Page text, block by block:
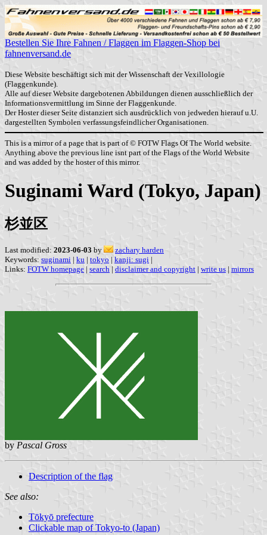
Bestellen Sie Ihre Fahnen / Flaggen im Flaggen-Shop bei
fahnenversand.de
Diese Website beschäftigt sich mit der Wissenschaft der Vexillologie
(Flaggenkunde).
Alle auf dieser Website dargebotenen Abbildungen dienen ausschließlich der
Informationsvermittlung im Sinne der Flaggenkunde.
Der Hoster dieser Seite distanziert sich ausdrücklich von jedweden hierauf u.U.
dargestellten Symbolen verfassungsfeindlicher Organisationen.
This is a mirror of a page that is part of © FOTW Flags Of The World website.
Anything above the previous line isnt part of the Flags of the World Website
and was added by the hoster of this mirror.
Suginami Ward (Tokyo, Japan)
杉並区
Last modified: 2023-06-03 by
zachary harden
Keywords: suginami | ku | tokyo | kanji: sugi |
Links: FOTW homepage | search | disclaimer and copyright | write us | mirrors
by Pascal Gross
Description of the flag
See also:
Tōkyō prefecture
Clickable map of Tokyo-to (Japan)